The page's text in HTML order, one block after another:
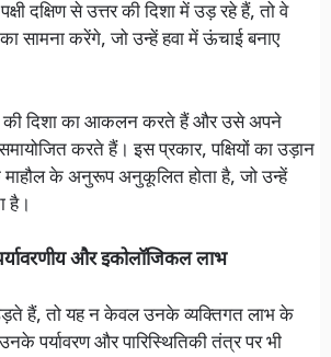
दक्षिण से उत्तर की दिशा में उड़ रहे हैं, तो वे
सामना करेंगे, जो उन्हें हवा में ऊंचाई बनाए
की दिशा का आकलन करते हैं और उसे अपने
करते हैं। इस प्रकार, पक्षियों का उड़ान
माहौल के अनुरूप अनुकूलित होता है, जो उन्हें
है।
और इकोलॉजिकल लाभ
हैं, तो यह न केवल उनके व्यक्तिगत लाभ के
पर्यावरण और पारिस्थितिकी तंत्र पर भी